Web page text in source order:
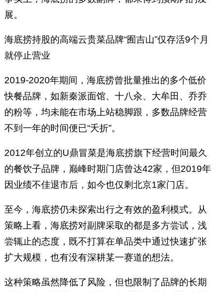
展。
海底捞持股的高端云贵菜品牌“囿吉山”仅存活9个月
就停止营业
2019-2020年期间，海底捞曾批量推出的多个低价
快餐品牌，如新秦派面馆、十八汆、大牟田、乔乔
的粉等，均未能在市场上站稳脚跟，多数品牌经营
不到一年的时间便已“夭折”。
2012年创立的U鼎冒菜是海底捞旗下经营时间最久
的餐饮子品牌，巅峰时期门店曾达42家，但2019年
因业绩不佳退市后，如今也仅剩北京1家门店。
至今，海底捞仍未探索出行之有效的盈利模式。从
策略上看，海底捞对副牌采取的都是多方尝试，浅
尝辄止的态度，既不打算在单品类中通过快速扩张
扩大规模，也有没有深耕某一赛道的想法。
这种策略虽然降低了风险，但也限制了品牌的长期